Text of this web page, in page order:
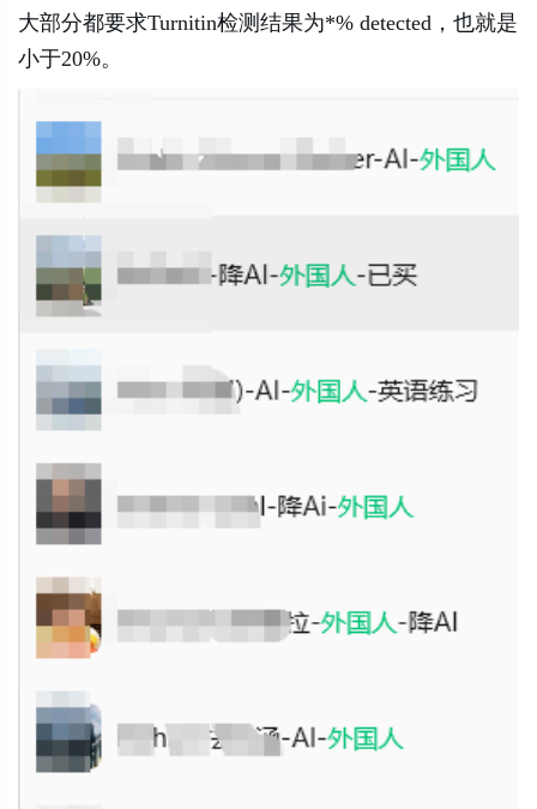
大部分都要求Turnitin检测结果为*% detected，也就是
小于20%。